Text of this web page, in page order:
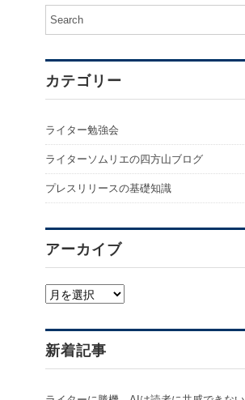
カテゴリー
ライター勉強会
ライターソムリエの四方山ブログ
プレスリリースの基礎知識
アーカイブ
ア
カ
イ
ブ
新着記事